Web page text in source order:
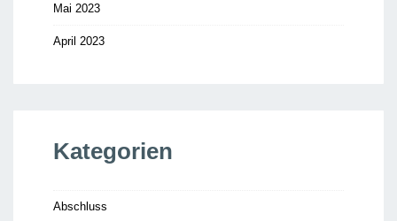
Mai 2023
April 2023
Kategorien
Abschluss